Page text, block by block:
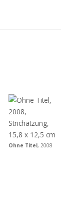
Ohne Titel, 2008